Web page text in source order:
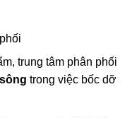
trung tâm phân phối
trong việc bốc dỡ